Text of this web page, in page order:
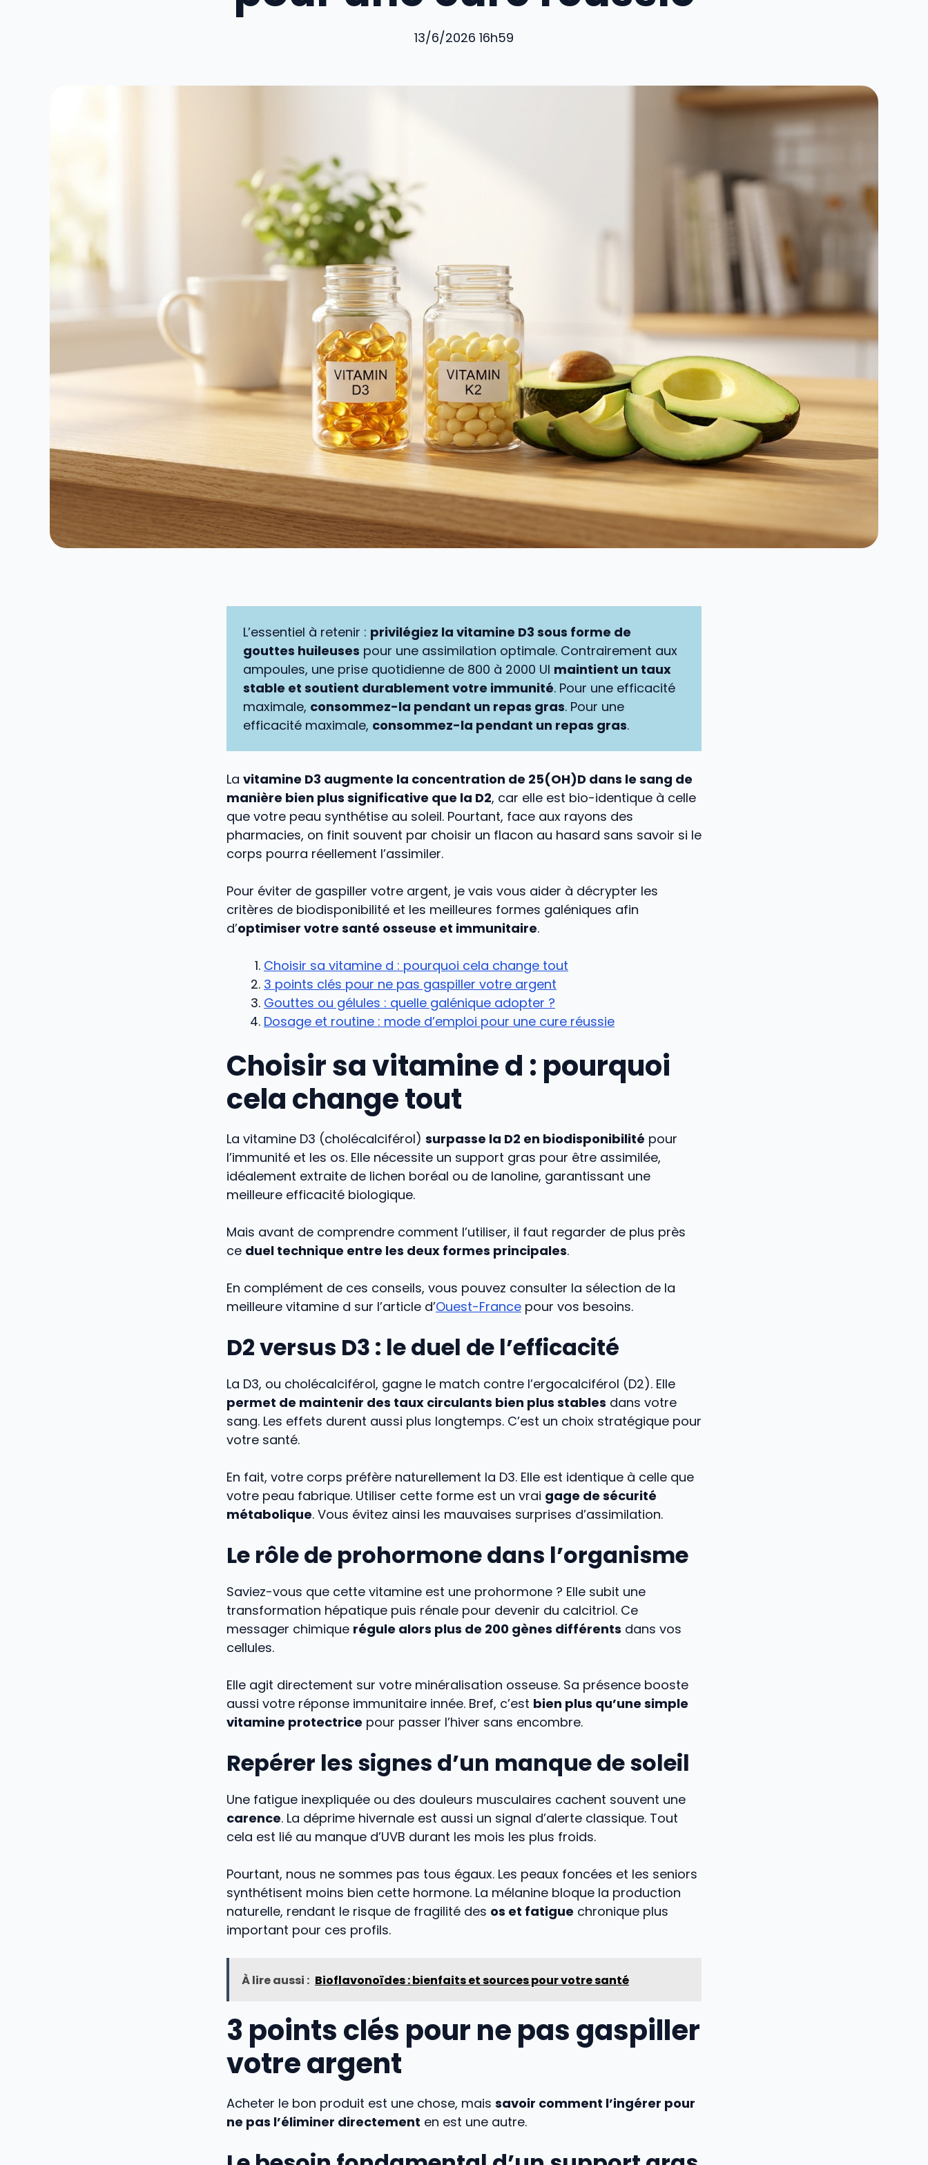
13/6/2026 16h59
L’essentiel à retenir : privilégiez la vitamine D3 sous forme de
gouttes huileuses pour une assimilation optimale. Contrairement aux
ampoules, une prise quotidienne de 800 à 2000 UI maintient un taux
stable et soutient durablement votre immunité. Pour une efficacité
maximale, consommez-la pendant un repas gras. Pour une
efficacité maximale, consommez-la pendant un repas gras.
La vitamine D3 augmente la concentration de 25(OH)D dans le sang de
manière bien plus significative que la D2, car elle est bio-identique à celle
que votre peau synthétise au soleil. Pourtant, face aux rayons des
pharmacies, on finit souvent par choisir un flacon au hasard sans savoir si le
corps pourra réellement l’assimiler.
Pour éviter de gaspiller votre argent, je vais vous aider à décrypter les
critères de biodisponibilité et les meilleures formes galéniques afin
d’optimiser votre santé osseuse et immunitaire.
Choisir sa vitamine d : pourquoi cela change tout
3 points clés pour ne pas gaspiller votre argent
Gouttes ou gélules : quelle galénique adopter ?
Dosage et routine : mode d’emploi pour une cure réussie
Choisir sa vitamine d : pourquoi
cela change tout
La vitamine D3 (cholécalciférol) surpasse la D2 en biodisponibilité pour
l’immunité et les os. Elle nécessite un support gras pour être assimilée,
idéalement extraite de lichen boréal ou de lanoline, garantissant une
meilleure efficacité biologique.
Mais avant de comprendre comment l’utiliser, il faut regarder de plus près
ce duel technique entre les deux formes principales.
En complément de ces conseils, vous pouvez consulter la sélection de la
meilleure vitamine d sur l’article d’Ouest-France pour vos besoins.
D2 versus D3 : le duel de l’efficacité
La D3, ou cholécalciférol, gagne le match contre l’ergocalciférol (D2). Elle
permet de maintenir des taux circulants bien plus stables dans votre
sang. Les effets durent aussi plus longtemps. C’est un choix stratégique pour
votre santé.
En fait, votre corps préfère naturellement la D3. Elle est identique à celle que
votre peau fabrique. Utiliser cette forme est un vrai gage de sécurité
métabolique. Vous évitez ainsi les mauvaises surprises d’assimilation.
Le rôle de prohormone dans l’organisme
Saviez-vous que cette vitamine est une prohormone ? Elle subit une
transformation hépatique puis rénale pour devenir du calcitriol. Ce
messager chimique régule alors plus de 200 gènes différents dans vos
cellules.
Elle agit directement sur votre minéralisation osseuse. Sa présence booste
aussi votre réponse immunitaire innée. Bref, c’est bien plus qu’une simple
vitamine protectrice pour passer l’hiver sans encombre.
Repérer les signes d’un manque de soleil
Une fatigue inexpliquée ou des douleurs musculaires cachent souvent une
carence. La déprime hivernale est aussi un signal d’alerte classique. Tout
cela est lié au manque d’UVB durant les mois les plus froids.
Pourtant, nous ne sommes pas tous égaux. Les peaux foncées et les seniors
synthétisent moins bien cette hormone. La mélanine bloque la production
naturelle, rendant le risque de fragilité des os et fatigue chronique plus
important pour ces profils.
À lire aussi : Bioflavonoïdes : bienfaits et sources pour votre santé
3 points clés pour ne pas gaspiller
votre argent
Acheter le bon produit est une chose, mais savoir comment l’ingérer pour
ne pas l’éliminer directement en est une autre.